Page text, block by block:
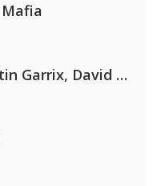
AFROJACK, Martin Garrix, David Guetta & Amél